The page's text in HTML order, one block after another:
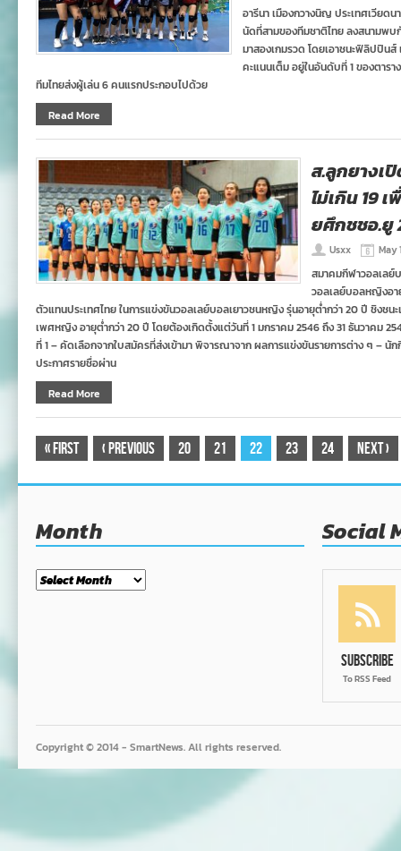
อารีนา เมืองกวางนิญ ประเทศเวียด
นัดที่สามของทีมชาติไทย ลงสนามพบ
มาสองเกมรวด โดยเอาชนะฟิลิปปิน
คะแนนเต็ม อยู่ในอันดับที่ 1 ของตาร
ทีมไทยส่งผู้เล่น 6 คนแรกประกอบไปด้วย
Read More
ส.ลูกยางเ
ไม่เกิน 19
ยศึกชชอ.ยู
Usxx May
สมาคมกีฬาวอลเลย์
วอลเลย์บอลหญิงอา
ตัวแทนประเทศไทย ในการแข่งขันวอลเลย์บอลเยาวชนหญิง รุ่นอายุต่ำกว่า 20 ปี ชิงช
เพศหญิง อายุต่ำกว่า 20 ปี โดยต้องเกิดตั้งแต่วันที่ 1 มกราคม 2546 ถึง 31 ธันวาคม
ที่ 1 – คัดเลือกจากใบสมัครที่ส่งเข้ามา พิจารณาจาก ผลการแข่งขันรายการต่าง ๆ – นั
ประกาศรายชื่อผ่าน
Read More
« First ‹ Previous 20 21 22 23 24 Next›
Month
Month
Social
Subscribe
To RSS Feed
Copyright © 2014 - SmartNews. All rights reserved.